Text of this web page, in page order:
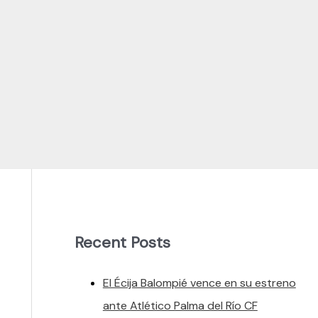
Recent Posts
El Écija Balompié vence en su estreno
ante Atlético Palma del Río CF